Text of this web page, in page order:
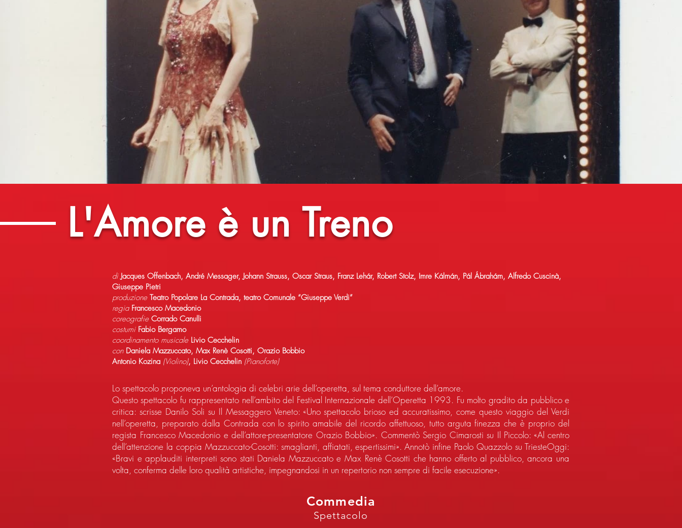
L'Amore è un Treno
di Jacques Offenbach, André Messager, Johann Strauss, Oscar Straus, Franz Lehár, Robert Stolz, Imre Kálmán, Pál Ábrahám, Alfredo Cuscinà,
Giuseppe Pietri
produzione Teatro Popolare La Contrada, teatro Comunale “Giuseppe Verdi”
regia Francesco Macedonio
coreografie Corrado Canulli
costumi Fabio Bergamo
coordinamento musicale Livio Cecchelin
con Daniela Mazzuccato, Max Renè Cosotti, Orazio Bobbio
Antonio Kozina (Violino), Livio Cecchelin (Pianoforte)
Lo spettacolo proponeva un’antologia di celebri arie dell’operetta, sul tema conduttore dell’amore.
Questo spettacolo fu rappresentato nell’ambito del Festival Internazionale dell’Operetta 1993. Fu molto gradito da pubblico e
critica: scrisse Danilo Soli su Il Messaggero Veneto: «Uno spettacolo brioso ed accuratissimo, come questo viaggio del Verdi
nell’operetta, preparato dalla Contrada con lo spirito amabile del ricordo affettuoso, tutto arguta finezza che è proprio del
regista Francesco Macedonio e dell’attore-presentatore Orazio Bobbio». Commentò Sergio Cimarosti su Il Piccolo: «Al centro
dell’attenzione la coppia Mazzuccato-Cosotti: smaglianti, affiatati, espertissimi». Annotò infine Paolo Quazzolo su TriesteOggi:
«Bravi e applauditi interpreti sono stati Daniela Mazzuccato e Max Renè Cosotti che hanno offerto al pubblico, ancora una
volta, conferma delle loro qualità artistiche, impegnandosi in un repertorio non sempre di facile esecuzione».
Commedia
Spettacolo